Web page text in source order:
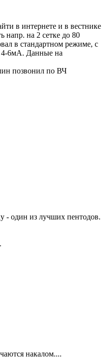
в интернете и в вестнике
на 2 сетке до 80
в стандартном режиме, с
4-6мА. Данные на
позвонил по ВЧ
- один из лучших пентодов.
накалом....